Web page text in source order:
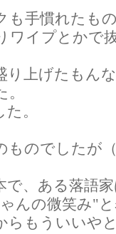
も手慣れたも
ワイプとかで
り上げたもん
。
ものでしたが
で、ある落語
んの微笑み"
らもういいや